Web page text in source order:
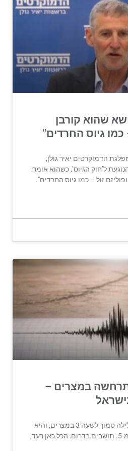
שהוא קורבן
כמו גיוס החרדים"
הדמוקרטים יאיר גולן,
ל’חוק הגיוס’, כשהוא אומר:
זול – כמו גיוס החרדים".
במצרים –
רעידת אדמה הורגשה הלילה סמוך לשעה 3 במצרים, והיא
הייתה בעוצמה של יותר מ-5. תושבים בדרום: הכל כאן רעד,